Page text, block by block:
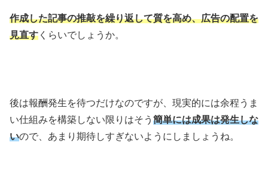
作成した記事の推敲を繰り返して質を高め、広告の配置を
見直す くらいでしょうか。
後は報酬発生を待つだけなのですが、現実的には余程うま
い仕組みを構築しない限りはそう 簡単には成果は発生しな
いので、あまり期待しすぎないようにしましょうね。